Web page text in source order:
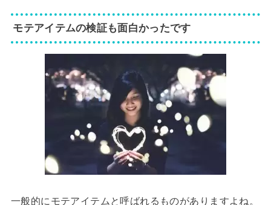
モテアイテムの検証も面白かったです
一般的にモテアイテムと呼ばれるものがありますよね。